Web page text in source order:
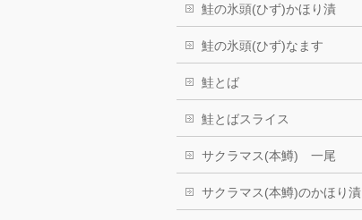
鮭の氷頭(ひず)かほり漬
鮭の氷頭(ひず)なます
鮭とば
鮭とばスライス
サクラマス(本鱒) 一尾
サクラマス(本鱒)のかほり漬